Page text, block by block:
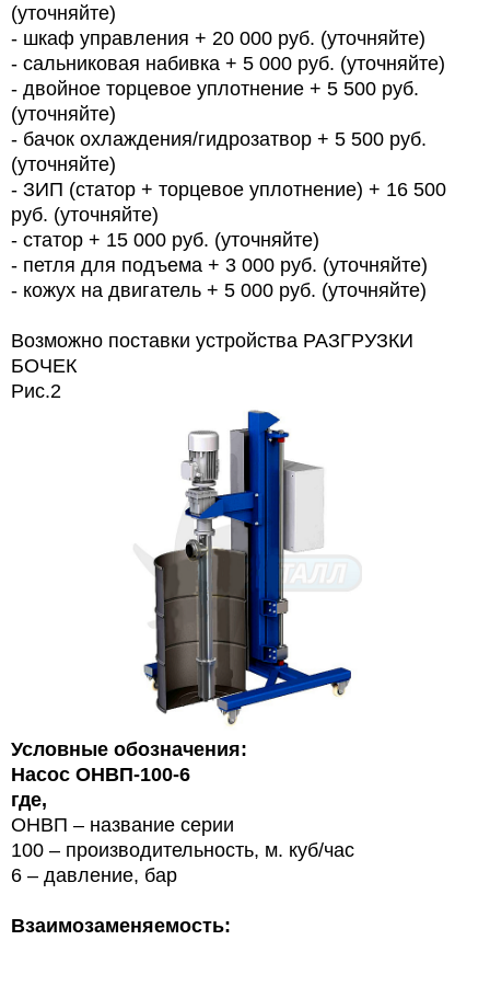
(уточняйте)
- шкаф управления + 20 000 руб. (уточняйте)
- сальниковая набивка + 5 000 руб. (уточняйте)
- двойное торцевое уплотнение + 5 500 руб.
(уточняйте)
- бачок охлаждения/гидрозатвор + 5 500 руб.
(уточняйте)
- ЗИП (статор + торцевое уплотнение) + 16 500
руб. (уточняйте)
- статор + 15 000 руб. (уточняйте)
- петля для подъема + 3 000 руб. (уточняйте)
- кожух на двигатель + 5 000 руб. (уточняйте)
Возможно поставки устройства РАЗГРУЗКИ
БОЧЕК
Рис.2
Условные обозначения:
Насос ОНВП-100-6
где,
ОНВП – название серии
100 – производительность, м. куб/час
6 – давление, бар
Взаимозаменяемость: